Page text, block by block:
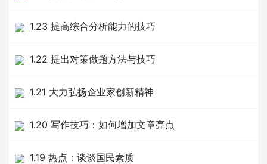
1.23 提高综合分析能力的技巧
1.22 提出对策做题方法与技巧
1.21 大力弘扬企业家创新精神
1.20 写作技巧：如何增加文章亮点
1.19 热点：谈谈国民素质